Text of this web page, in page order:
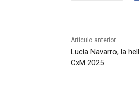
Artículo anterior
Lucía Navarro, la
CxM 2025